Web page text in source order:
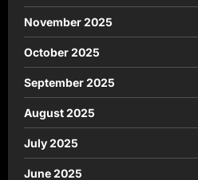
November 2025
October 2025
September 2025
August 2025
July 2025
June 2025